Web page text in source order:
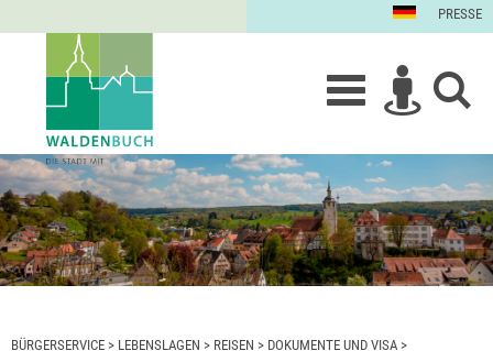
PRESSE
BÜRGERSERVICE > LEBENSLAGEN > REISEN > DOKUMENTE UND VISA >